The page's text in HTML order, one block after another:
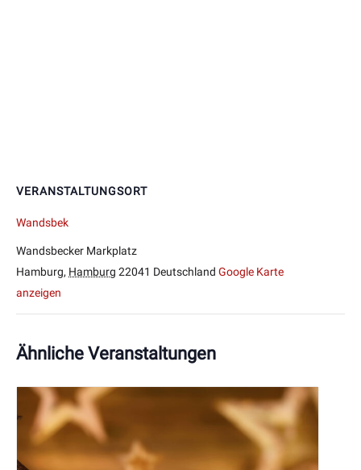
VERANSTALTUNGSORT
Wandsbek
Wandsbecker Markplatz
Hamburg, Hamburg 22041 Deutschland Google Karte
anzeigen
Ähnliche Veranstaltungen